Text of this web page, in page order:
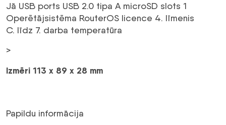
Jā USB ports USB 2.0 tipa A microSD slots 1
Operētājsistēma RouterOS licence 4. līmenis
C. līdz 7. darba temperatūra
>
Izmēri 113 x 89 x 28 mm
Papildu informācija